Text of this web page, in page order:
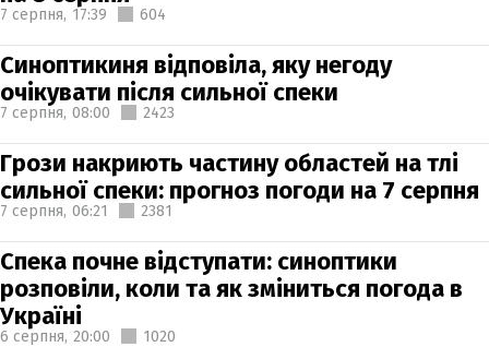
7 серпня, 17:39 604
Синоптикиня відповіла, яку негоду
очікувати після сильної спеки
7 серпня, 08:00 2423
Грози накриють частину областей на тлі
сильної спеки: прогноз погоди на 7 серпня
7 серпня, 06:21 2381
Спека почне відступати: синоптики
розповіли, коли та як зміниться погода в
Україні
6 серпня, 20:00 1020